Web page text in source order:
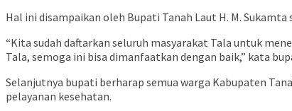
Hal ini disampaikan oleh Bupati Tanah Laut H. M.
“Kita sudah daftarkan seluruh masyarakat Tala untuk
Tala, semoga ini bisa dimanfaatkan dengan baik,” kata
Selanjutnya bupati berharap semua warga Kabupaten
pelayanan kesehatan.